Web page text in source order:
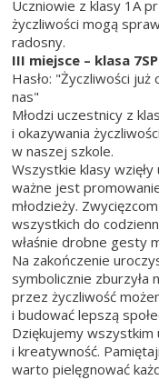
Uczniowie z klasy 1A
życzliwości mogą
radosny.
III miejsce – klasa 7SP
Hasło: "Życzliwości
nas"
Młodzi uczestnicy z
i okazywania
w naszej szkole.
Wszystkie klasy
ważne jest
młodzieży.
wszystkich do
właśnie drobne gesty
Na zakończenie
symbolicznie zburzyła
przez życzliwość
i budować lepszą
Dziękujemy wszystkim
i kreatywność.
warto pielęgnować